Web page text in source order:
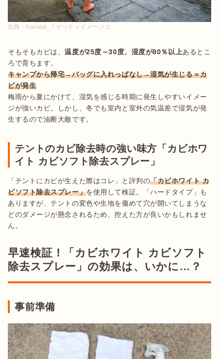
出典： hakase_ / ゲッティイメージズ
そもそもカビは、温度が25度～30度、湿度が80％以上あるとこ
キャンプから帰宅→バッグに入れっぱなし→湿気が生じる＝カ
ビが発生
梅雨から夏にかけて、湿気を感じる時期に発生しやすいイメー
ジが強いカビ。しかし、冬でも室内と室外の気温差で湿気が発
生するので油断大敵です。
テントのカビ除去時の強い味方「カビホワ
イト カビソフト除去スプレー」
「テントにカビが生えた際はコレ」と評判の「カビホワイト カ
ビソフト除去スプレー」を使用して検証。「ハードタイプ」も
ありますが、テントの変色や生地を傷めて穴が開いてしまうな
どのダメージが懸念されるため、控えた方が良いかもしれませ
ん。
早速検証！「カビホワイト カビソフト
除去スプレー」の効果は、いかに…？
事前準備